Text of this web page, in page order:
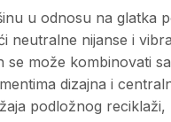
u odnosu na glatka
neutralne nijanse i
može kombinovati
dizajna i
podložnog